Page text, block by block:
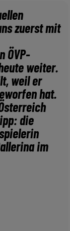
zuerst mit
ÖVP-
weiter.
weil er
hat.
die
im